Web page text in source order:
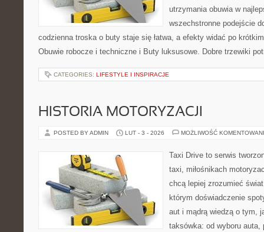
utrzymania obuwia w
wszechstronne podejście
codzienna troska o buty staje się łatwa, a efekty widać po
Obuwie robocze i techniczne i Buty luksusowe. Dobre trzewiki
CATEGORIES: LIFESTYLE I INSPIRACJE
HISTORIA MOTORYZACJI
POSTED BY ADMIN LUT - 3 - 2026 MOŻLIWOŚĆ
Taxi Drive to serwis
taxi, miłośnikach
chcą lepiej zrozumieć
którym doświadczenie
aut i mądrą wiedzą o tym,
taksówka: od wyboru